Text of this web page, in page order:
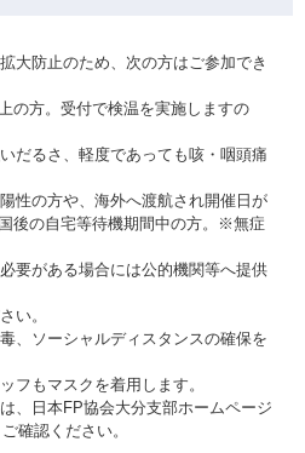
大防止のため、次の方はご参加でき
の方。受付で検温を実施しますの
だるさ、軽度であっても咳・咽頭痛
性の方や、海外へ渡航され開催日が
後の自宅等待機期間中の方。※無症
要がある場合には公的機関等へ提供
い。
、ソーシャルディスタンスの確保を
フもマスクを着用します。
、日本FP協会大分支部ホームページ
確認ください。